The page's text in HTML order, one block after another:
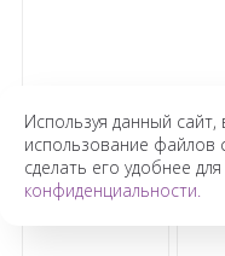
Используя данный сайт,
использование
сделать его удобнее
конфиденциальности.